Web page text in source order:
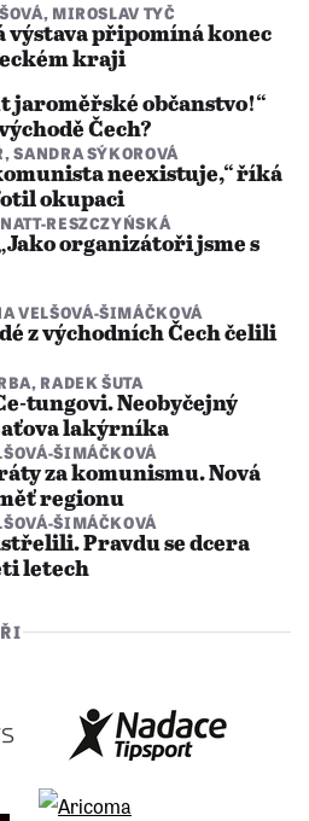
, MIROSLAV TYČ
výstava připomíná konec
kraji
jaroměřské občanstvo!“
Čech?
,SANDRA SÝKOROVÁ
neexistuje,“ říká
okupaci
RESZCZYŃSKÁ
organizátoři jsme s
VELŠOVÁ-ŠIMÁČKOVÁ
z východních Čech čelili
, RADEK ŠUTA
tungovi. Neobyčejný
lakýrníka
ŠIMÁČKOVÁ
za komunismu. Nová
regionu
ŠIMÁČKOVÁ
Pravdu se dcera
letech